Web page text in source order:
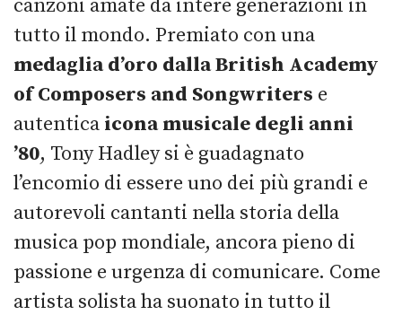
canzoni amate da intere generazioni in
tutto il mondo. Premiato con una
medaglia d’oro dalla British Academy
of Composers and Songwriters e
autentica icona musicale degli anni
’80, Tony Hadley si è guadagnato
l’encomio di essere uno dei più grandi e
autorevoli cantanti nella storia della
musica pop mondiale, ancora pieno di
passione e urgenza di comunicare. Come
artista solista ha suonato in tutto il